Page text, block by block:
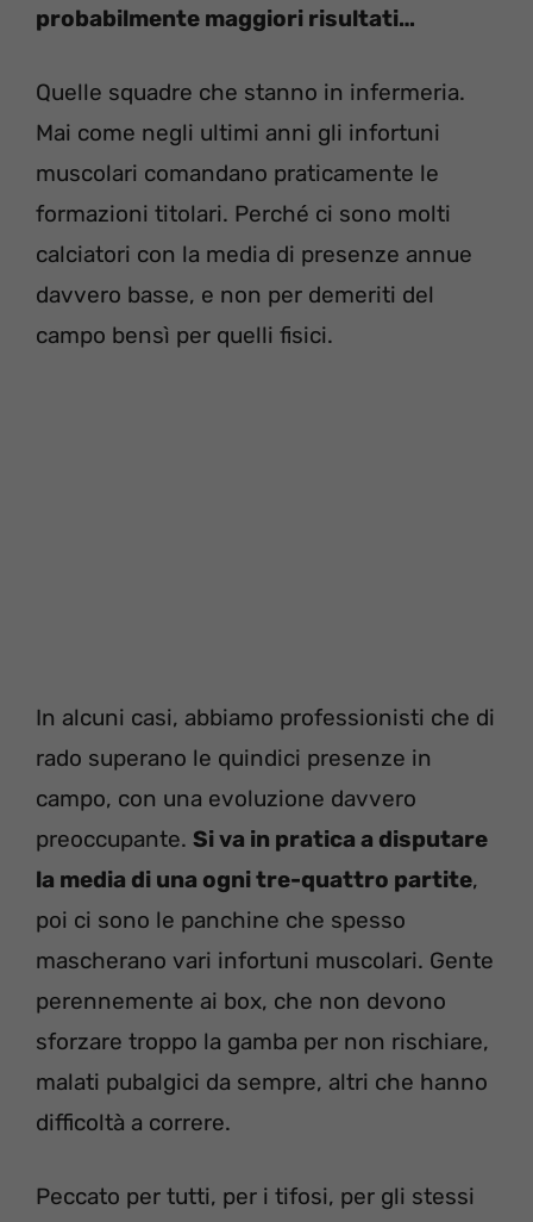
probabilmente maggiori risultati…
Quelle squadre che stanno in infermeria.
Mai come negli ultimi anni gli infortuni
muscolari comandano praticamente le
formazioni titolari. Perché ci sono molti
calciatori con la media di presenze annue
davvero basse, e non per demeriti del
campo bensì per quelli fisici.
In alcuni casi, abbiamo professionisti che di
rado superano le quindici presenze in
campo, con una evoluzione davvero
preoccupante. Si va in pratica a disputare
la media di una ogni tre-quattro partite,
poi ci sono le panchine che spesso
mascherano vari infortuni muscolari. Gente
perennemente ai box, che non devono
sforzare troppo la gamba per non rischiare,
malati pubalgici da sempre, altri che hanno
difficoltà a correre.
Peccato per tutti, per i tifosi, per gli stessi